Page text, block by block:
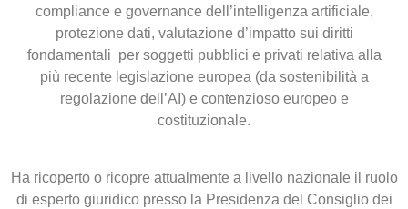
compliance e governance dell’intelligenza artificiale,
protezione dati, valutazione d’impatto sui diritti
fondamentali per soggetti pubblici e privati relativa alla
più recente legislazione europea (da sostenibilità a
regolazione dell’AI) e contenzioso europeo e
costituzionale.
Ha ricoperto o ricopre attualmente a livello nazionale il ruolo
di esperto giuridico presso la Presidenza del Consiglio dei